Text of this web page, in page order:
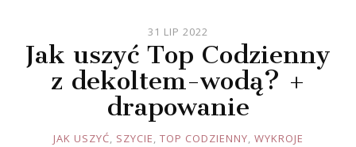
31 LIP 2022
Jak uszyć Top Codzienny
z dekoltem-wodą? +
drapowanie
JOULE
JAK USZYĆ, SZYCIE, TOP CODZIENNY, WYKROJE